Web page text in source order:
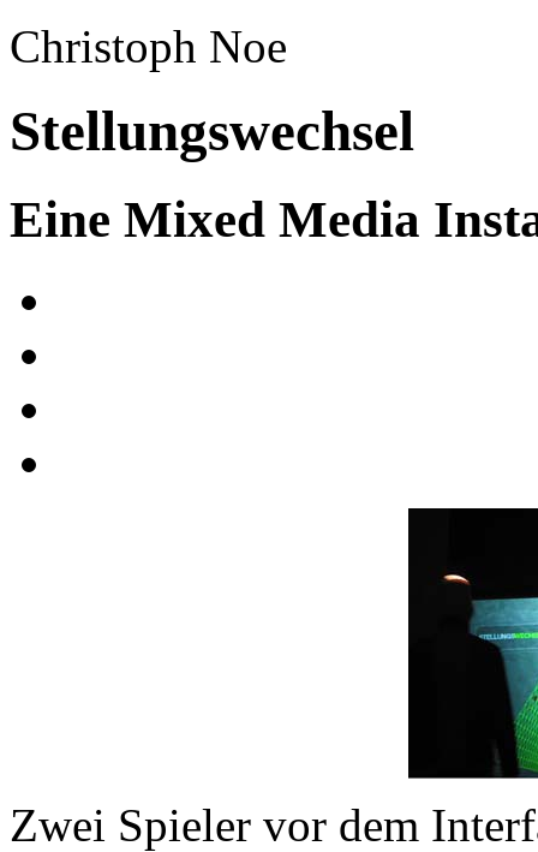
Christoph Noe
Stellungswechsel
Eine Mixed Media
Zwei Spieler vor dem